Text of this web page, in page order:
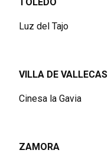
Luz del Tajo
VILLA DE VALLECAS
Cinesa la Gavia
ZAMORA